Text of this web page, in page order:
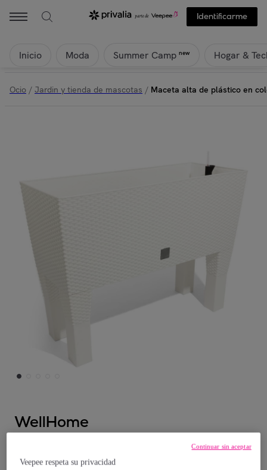
Identificarme
Inicio Moda Summer Camp new Hogar &
Ocio / Jardin y tienda de mascotas / Maceta alta de plástico en
WellHome
Maceta alta de plástico en color blanco
Veepee respeta su privacidad
Continuar sin aceptar